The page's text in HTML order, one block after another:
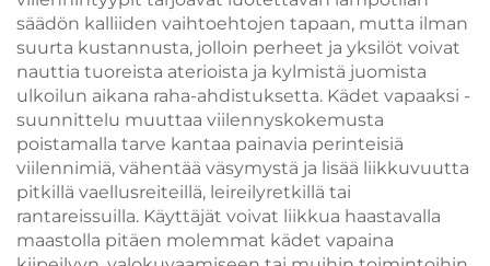
säädön kalliiden vaihtoehtojen tapaan, mutta ilman
suurta kustannusta, jolloin perheet ja yksilöt voivat
nauttia tuoreista aterioista ja kylmistä juomista
ulkoilun aikana raha-ahdistuksetta. Kädet vapaaksi -
suunnittelu muuttaa viilennyskokemusta
poistamalla tarve kantaa painavia perinteisiä
viilennimiä, vähentää väsymystä ja lisää liikkuvuutta
pitkillä vaellusreiteillä, leireilyretkillä tai
rantareissuilla. Käyttäjät voivat liikkua haastavalla
maastolla pitäen molemmat kädet vapaina